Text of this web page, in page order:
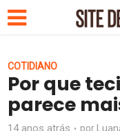
COTIDIANO
Por que
parece
14 anos atrás por